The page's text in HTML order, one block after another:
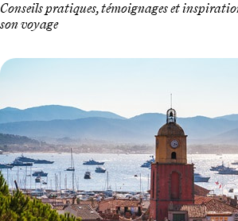
Conseils pratiques, témoignages et
son voyage